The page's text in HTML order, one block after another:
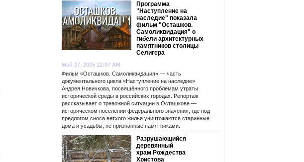
Программа
"Наступление на
наследие" показала
фильм "Осташков.
Самоликвидация" о
гибели архитектурных
памятников столицы
Селигера
Май 27, 2025 12:07 AM
Фильм «Осташков. Самоликвидация» — часть
документального цикла «Наступление на наследие»
Андрея Новичкова, посвящённого проблемам утраты
исторической среды в российских городах. Репортаж
рассказывает о тревожной ситуации в Осташкове —
историческом поселении федерального значения, где под
предлогом сноса ветхого жилья уничтожаются старинные
дома и усадьбы, не признанные памятниками.
Разрушающийся
деревянный
храм Рождества
Христова